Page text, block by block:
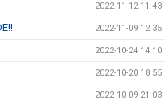
2022-11-12 11:43
2022-11-09 12:35
2022-10-24 14:10
2022-10-20 18:55
2022-10-09 21:03